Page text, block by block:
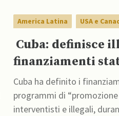
America Latina USA e
Cuba: definisce
finanziamenti
Cuba ha definito i
programmi di
interventisti e illegali,